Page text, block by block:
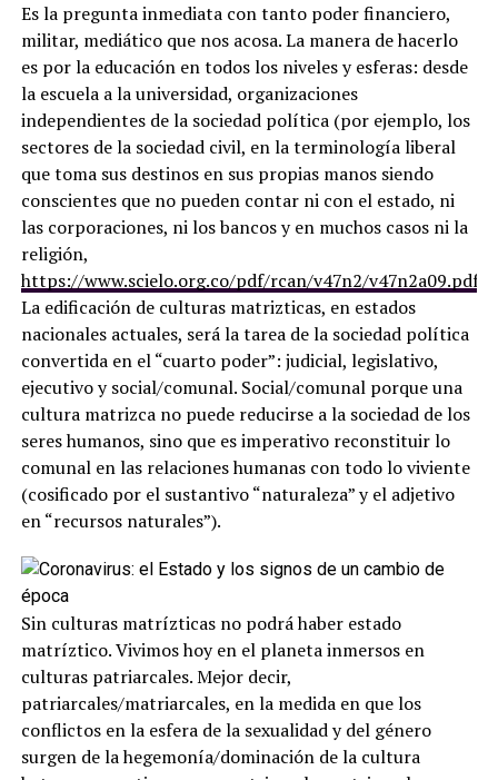
Es la pregunta inmediata con tanto poder financiero,
militar, mediático que nos acosa. La manera de hacerlo
es por la educación en todos los niveles y esferas: desde
la escuela a la universidad, organizaciones
independientes de la sociedad política (por ejemplo, los
sectores de la sociedad civil, en la terminología liberal
que toma sus destinos en sus propias manos siendo
conscientes que no pueden contar ni con el estado, ni
las corporaciones, ni los bancos y en muchos casos ni la
religión,
https://www.scielo.org.co/pdf/rcan/v47n2/v47n2a09.pdf
La edificación de culturas matrizticas, en estados
nacionales actuales, será la tarea de la sociedad política
convertida en el “cuarto poder”: judicial, legislativo,
ejecutivo y social/comunal. Social/comunal porque una
cultura matrizca no puede reducirse a la sociedad de los
seres humanos, sino que es imperativo reconstituir lo
comunal en las relaciones humanas con todo lo viviente
(cosificado por el sustantivo “naturaleza” y el adjetivo
en “recursos naturales”).
Sin culturas matrízticas no podrá haber estado
matríztico. Vivimos hoy en el planeta inmersos en
culturas patriarcales. Mejor decir,
patriarcales/matriarcales, en la medida en que los
conflictos en la esfera de la sexualidad y del género
surgen de la hegemonía/dominación de la cultura